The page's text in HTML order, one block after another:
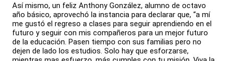
Así mismo, un feliz Anthony González, alumno de octavo
año básico, aprovechó la instancia para declarar que, “a mí
me gustó el regreso a clases para seguir aprendiendo en el
futuro y seguir con mis compañeros para un mejor futuro
de la educación. Pasen tiempo con sus familias pero no
dejen de lado los estudios. Solo hay que esforzarse,